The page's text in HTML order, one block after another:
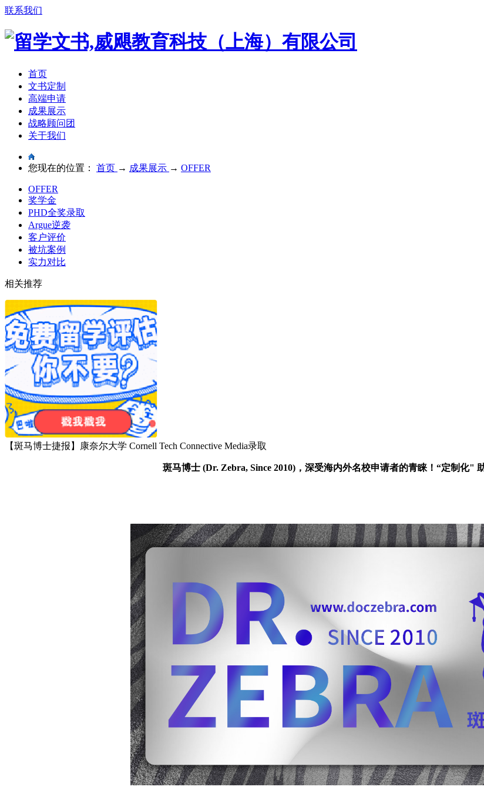
联系我们
首页
文书定制
高端申请
成果展示
战略顾问团
关于我们
您现在的位置： 首页 → 成果展示 → OFFER
OFFER
奖学金
PHD全奖录取
Argue逆袭
客户评价
被坑案例
实力对比
相关推荐
【斑马博士捷报】康奈尔大学 Cornell Tech Connective Media录取
斑马博士 (Dr. Zebra, Since 2010)，深受海内外名校申请者的青睐！“定制化"